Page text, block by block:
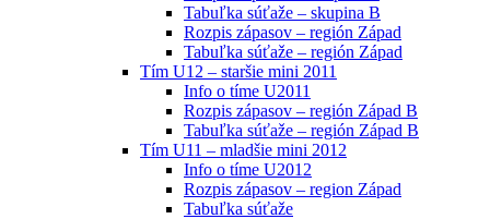
Tabuľka súťaže – skupina B
Rozpis zápasov – región Západ
Tabuľka súťaže – región Západ
Tím U12 – staršie mini 2011
Info o tíme U2011
Rozpis zápasov – región Západ B
Tabuľka súťaže – región Západ B
Tím U11 – mladšie mini 2012
Info o tíme U2012
Rozpis zápasov – region Západ
Tabuľka súťaže